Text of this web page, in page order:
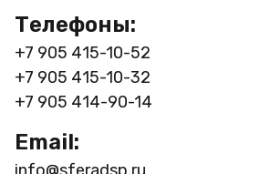
Телефоны:
+7 905 415-10-52
+7 905 415-10-32
+7 905 414-90-14
Email:
info@sferadsp.ru